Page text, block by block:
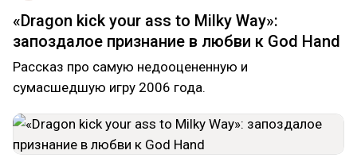
«Dragon kick your ass to Milky Way»:
запоздалое признание в любви к God Hand
Рассказ про самую недооцененную и
сумасшедшую игру 2006 года.